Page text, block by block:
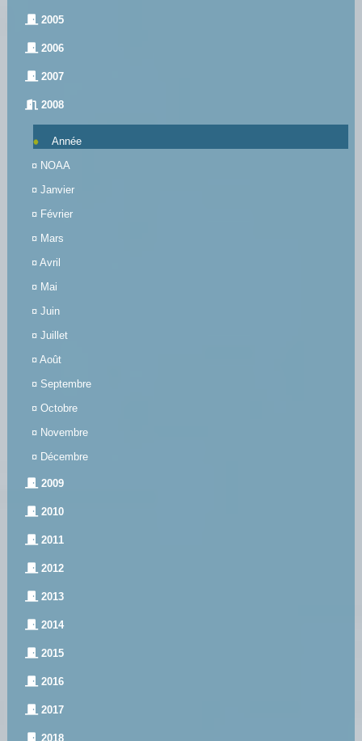
2005
2006
2007
2008
Année
¤ NOAA
¤ Janvier
¤ Février
¤ Mars
¤ Avril
¤ Mai
¤ Juin
¤ Juillet
¤ Août
¤ Septembre
¤ Octobre
¤ Novembre
¤ Décembre
2009
2010
2011
2012
2013
2014
2015
2016
2017
2018